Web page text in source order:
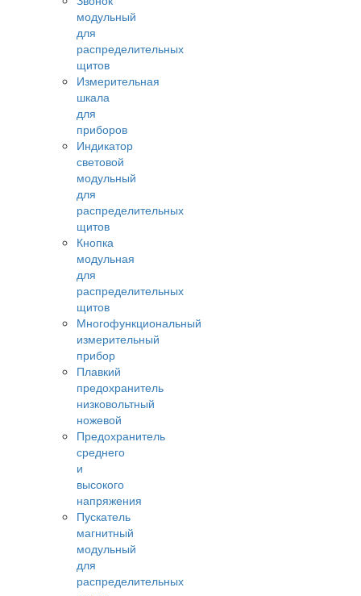
модульный
для
распределительных
щитов
Измерительная
шкала
для
приборов
Индикатор
световой
модульный
для
распределительных
щитов
Кнопка
модульная
для
распределительных
щитов
Многофункциональный
измерительный
прибор
Плавкий
предохранитель
низковольтный
ножевой
Предохранитель
среднего
и
высокого
напряжения
Пускатель
магнитный
модульный
для
распределительных